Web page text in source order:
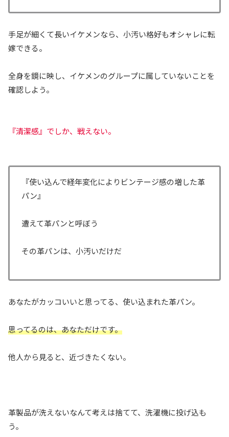
手足が細くて長いイケメンなら、小汚い格好もオシャレに転
嫁できる。
全身を鏡に映し、イケメンのグループに属していないことを
確認しよう。
『清潔感』でしか、戦えない。
『使い込んで経年変化によりビンテージ感の増した革
パン』
遭えて革パンと呼ぼう
その革パンは、小汚いだけだ
あなたがカッコいいと思ってる、使い込まれた革パン。
思ってるのは、あなただけです。
他人から見ると、近づきたくない。
革製品が洗えないなんて考えは捨てて、洗濯機に投げ込も
う。